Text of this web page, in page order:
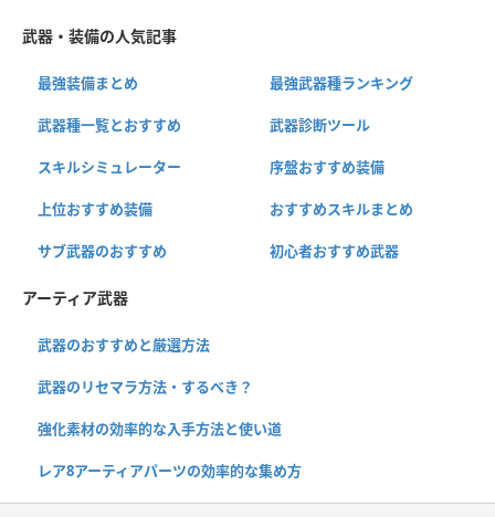
武器・装備の人気記事
最強装備まとめ 最強武器種ランキング
武器種一覧とおすすめ 武器診断ツール
スキルシミュレーター 序盤おすすめ装備
上位おすすめ装備 おすすめスキルまとめ
サブ武器のおすすめ 初心者おすすめ武器
アーティア武器
武器のおすすめと厳選方法
武器のリセマラ方法・するべき？
強化素材の効率的な入手方法と使い道
レア8アーティアパーツの効率的な集め方